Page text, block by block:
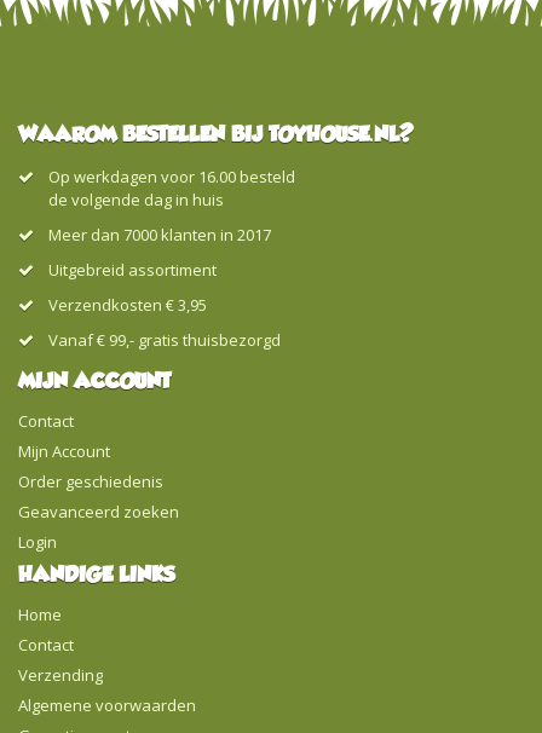
WAAROM BESTELLEN BIJ TOYHOUSE.NL?
Op werkdagen voor 16.00 besteld
de volgende dag in huis
Meer dan 7000 klanten in 2017
Uitgebreid assortiment
Verzendkosten € 3,95
Vanaf € 99,- gratis thuisbezorgd
MIJN ACCOUNT
Contact
Mijn Account
Order geschiedenis
Geavanceerd zoeken
Login
HANDIGE LINKS
Home
Contact
Verzending
Algemene voorwaarden